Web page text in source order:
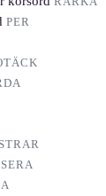
PER